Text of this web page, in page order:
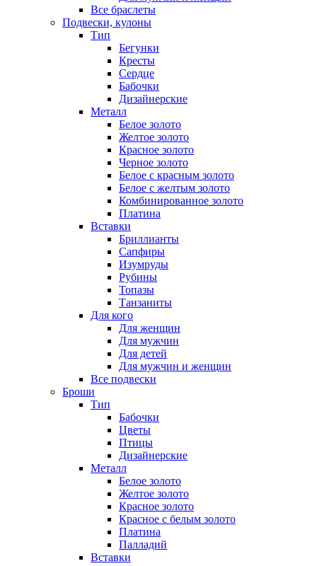
Все браслеты
Подвески, кулоны
Тип
Бегунки
Кресты
Сердце
Бабочки
Дизайнерские
Металл
Белое золото
Желтое золото
Красное золото
Черное золото
Белое с красным золото
Белое с желтым золото
Комбинированное золото
Платина
Вставки
Бриллианты
Сапфиры
Изумруды
Рубины
Топазы
Танзаниты
Для кого
Для женщин
Для мужчин
Для детей
Для мужчин и женщин
Все подвески
Броши
Тип
Бабочки
Цветы
Птицы
Дизайнерские
Металл
Белое золото
Желтое золото
Красное золото
Красное с белым золото
Платина
Палладий
Вставки